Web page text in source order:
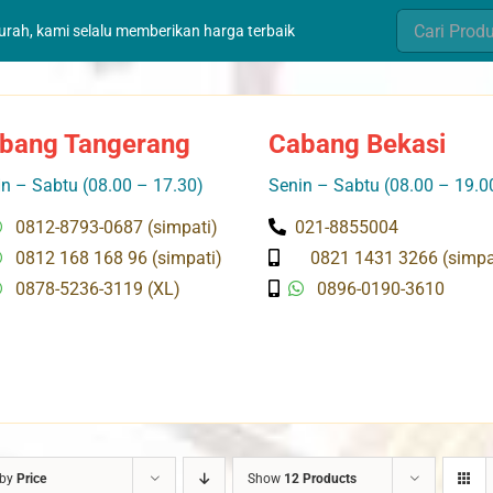
kami selalu memberikan harga terbaik
Search
for:
Tangerang
– Sabtu (08.00 – 17.30)
0812-8793-0687 (simpati)
0812 168 168 96 (simpati)
0878-5236-3119 (XL)
Cabang Bekasi
Senin – Sabtu (08.00 –
021-8855004
0821 1431 3266
0896-0190-3610
Price Show 12 Products